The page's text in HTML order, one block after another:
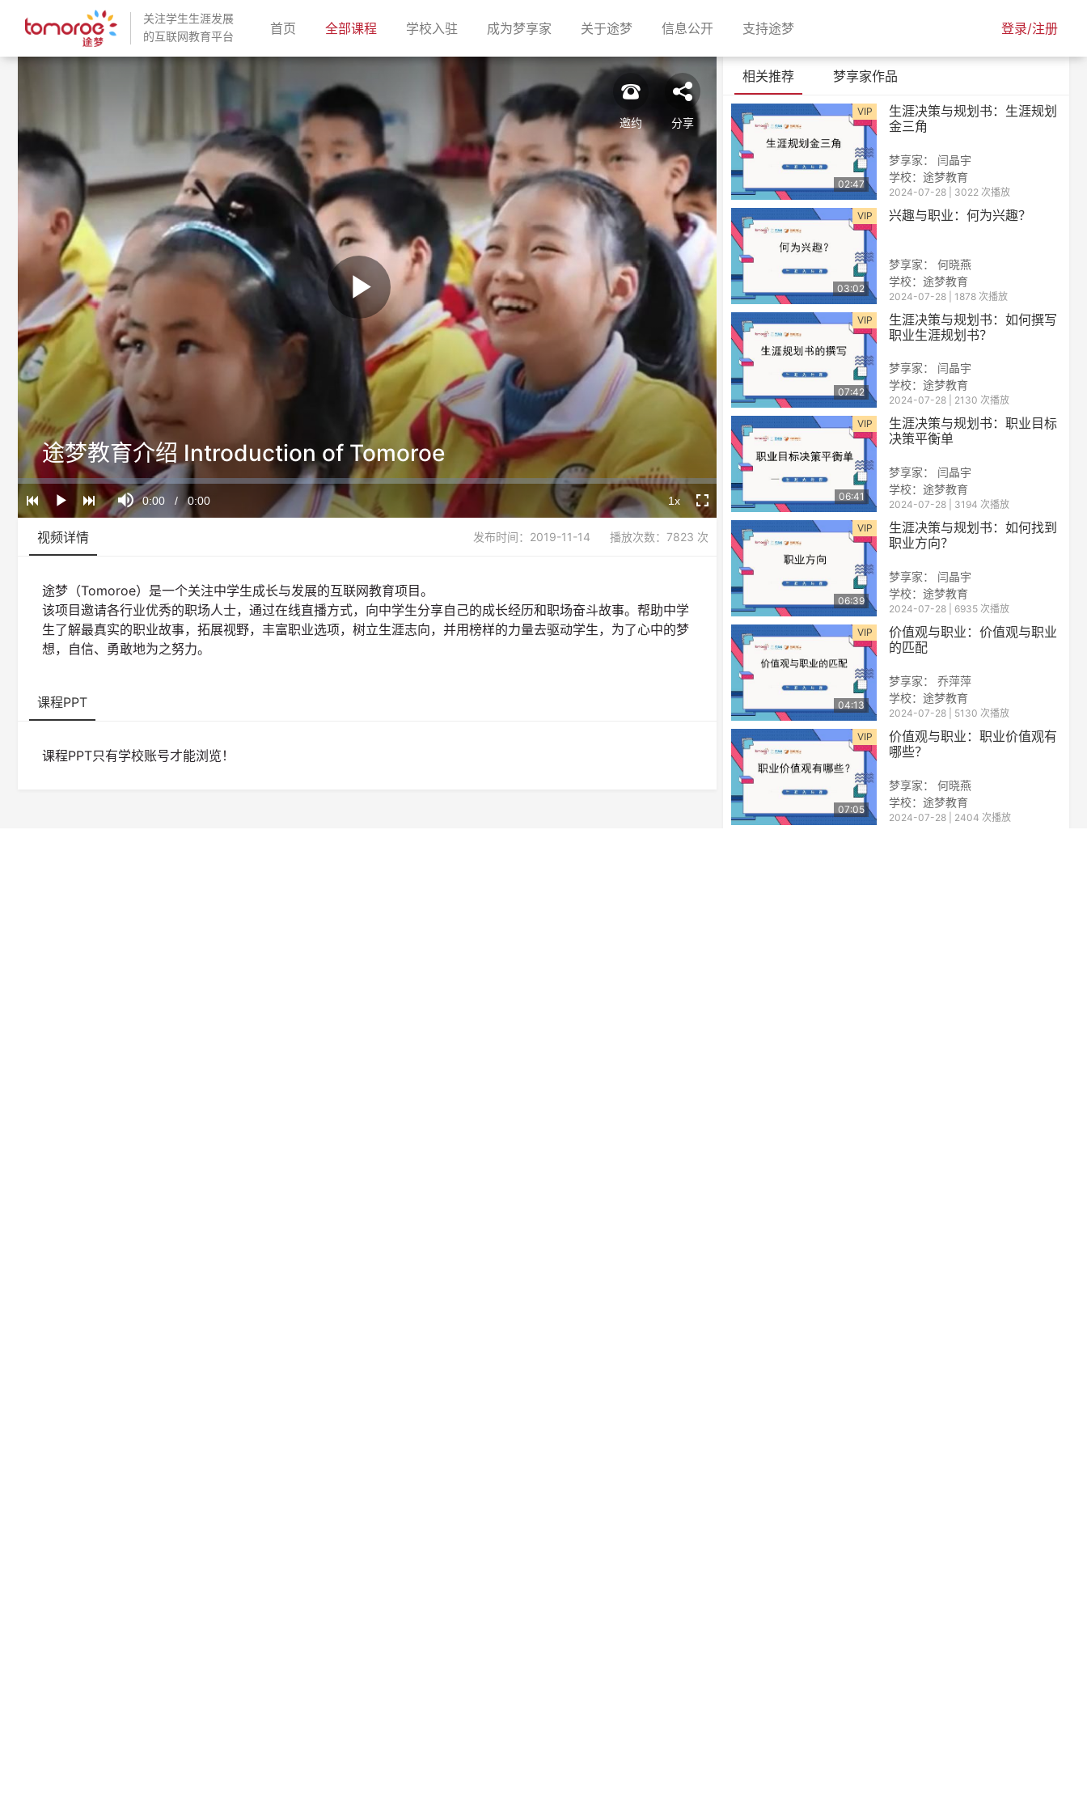
关注学生生涯发展
的互联网教育平台
首页(current)全部课程(current)学校入驻(current)成为梦享家(current)关于途梦(current)信息公开(current)支持途梦(current) 登录/注册
Play
Video
Play
Mute
Current
0:00 / Duration
0:00
Loaded:
0%
Progress:
0%
Playback
Rate
1x Fullscreen
途梦教育介绍 Introduction of Tomoroe
邀约 分享
视频详情 发布时间：2019-11-14 播放次数：7823 次
途梦（Tomoroe）是一个关注中学生成长与发展的互联网教育项目。
该项目邀请各行业优秀的职场人士，通过在线直播方式，向中学生分享自己的成长经历和职场奋斗故事。帮助中学
生了解最真实的职业故事，拓展视野，丰富职业选项，树立生涯志向，并用榜样的力量去驱动学生，为了心中的梦
想，自信、勇敢地为之努力。
课程PPT
课程PPT只有学校账号才能浏览！
相关推荐 梦享家作品
VIP
02:47
生涯决策与规划书：生涯规划
金三角
梦享家： 闫晶宇
学校：途梦教育
2024-07-28 | 3022 次播放
VIP
03:02
兴趣与职业：何为兴趣？
梦享家： 何晓燕
学校：途梦教育
2024-07-28 | 1878 次播放
VIP
07:42
生涯决策与规划书：如何撰写
职业生涯规划书？
梦享家： 闫晶宇
学校：途梦教育
2024-07-28 | 2130 次播放
VIP
06:41
生涯决策与规划书：职业目标
决策平衡单
梦享家： 闫晶宇
学校：途梦教育
2024-07-28 | 3194 次播放
VIP
06:39
生涯决策与规划书：如何找到
职业方向？
梦享家： 闫晶宇
学校：途梦教育
2024-07-28 | 6935 次播放
VIP
04:13
价值观与职业：价值观与职业
的匹配
梦享家： 乔萍萍
学校：途梦教育
2024-07-28 | 5130 次播放
VIP
07:05
价值观与职业：职业价值观有
哪些？
梦享家： 何晓燕
学校：途梦教育
2024-07-28 | 2404 次播放